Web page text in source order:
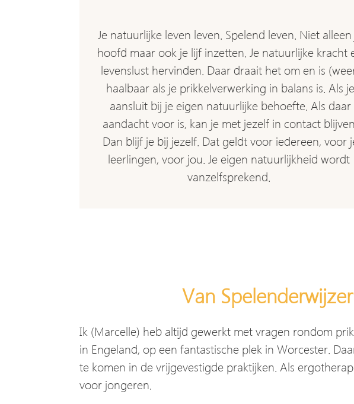
Je natuurlijke leven leven. Spelend leven. Niet
hoofd maar ook je lijf inzetten. Je natuurlijke kracht
levenslust hervinden. Daar draait het om en is
haalbaar als je prikkelverwerking in balans is. Als je
aansluit bij je eigen natuurlijke behoefte. Als daar
aandacht voor is, kan je met jezelf in contact blijven.
Dan blijf je bij jezelf. Dat geldt voor iedereen, voor
leerlingen, voor jou. Je eigen natuurlijkheid wordt
vanzelfsprekend.
Van
Ik (Marcelle) heb altijd gewerkt met vragen rondom
in Engeland, op een fantastische plek in Worcester.
te komen in de vrijgevestigde praktijken. Als
voor jongeren.